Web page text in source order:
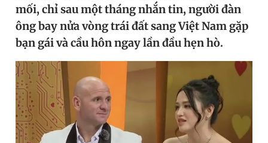
Sản phẩm khác
Thông tin tòa soạn Liên hệ quảng cáo
mối, chỉ sau một tháng nhắn tin, người đàn
ông bay nửa vòng trái đất sang Việt Nam gặp
bạn gái và cầu hôn ngay lần đầu hẹn hò.